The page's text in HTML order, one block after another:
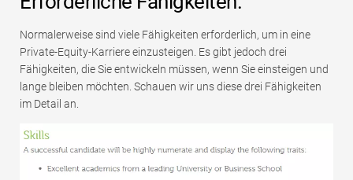
Normalerweise sind viele Fähigkeiten erforderlich, um in eine
Private-Equity-Karriere einzusteigen. Es gibt jedoch drei
Fähigkeiten, die Sie entwickeln müssen, wenn Sie einsteigen und
lange bleiben möchten. Schauen wir uns diese drei Fähigkeiten
im Detail an.